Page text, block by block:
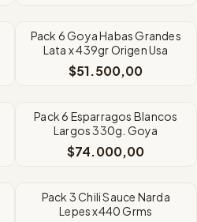
Pack 6 Goya Habas Grandes
Lata x 439gr Origen Usa
$51.500,00
Pack 6 Esparragos Blancos
Largos 330g. Goya
$74.000,00
Pack 3 Chili Sauce Narda
Lepes x440 Grms